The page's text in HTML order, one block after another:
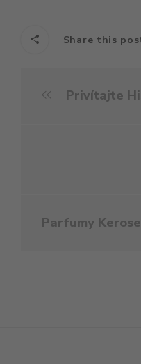
Share this
Privítajte Histoires de